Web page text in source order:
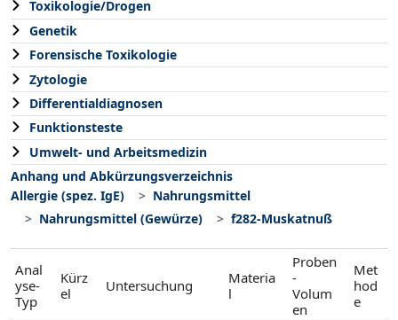
Toxikologie/Drogen
Genetik
Forensische Toxikologie
Zytologie
Differentialdiagnosen
Funktionsteste
Umwelt- und Arbeitsmedizin
Anhang und Abkürzungsverzeichnis
Allergie (spez. IgE)
Nahrungsmittel
Nahrungsmittel (Gewürze)
f282-Muskatnuß
Anal
yse-
Typ
Kürz
el
Untersuchung
Materia
l
Proben
-
Volum
en
Met
hod
e